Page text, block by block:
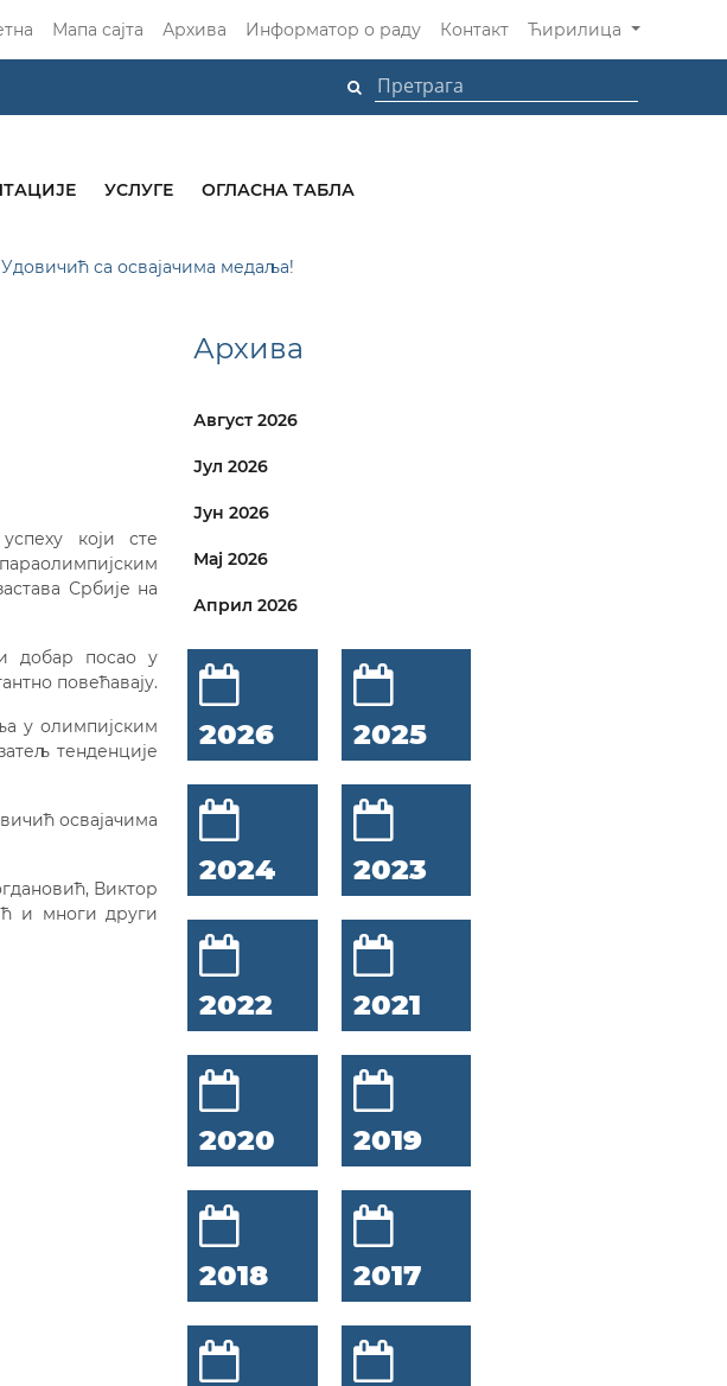
Мапа сајта Архива Информатор о раду Контакт Ћирилица
УСЛУГЕ ОГЛАСНА ТАБЛА
са освајачима медаља!
који сте
Србије на
добар посао у
повећавају.
у олимпијским
тенденције
освајачима
Виктор
и многи други
Архива
Август 2026
Јул 2026
Јун 2026
Мај 2026
Април 2026
2026 2025
2024 2023
2022 2021
2020 2019
2018 2017